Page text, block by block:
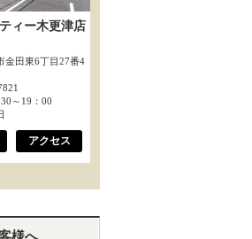
ィー木更津店
金田東6丁目27番4
～19：00
アクセス